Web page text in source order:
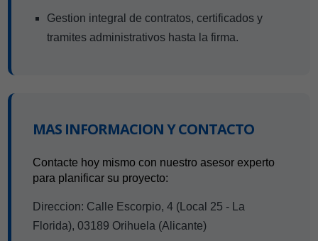
Gestion integral de contratos, certificados y
tramites administrativos hasta la firma.
MAS INFORMACION Y CONTACTO
Contacte hoy mismo con nuestro asesor experto
para planificar su proyecto:
Direccion: Calle Escorpio, 4 (Local 25 - La
Florida), 03189 Orihuela (Alicante)